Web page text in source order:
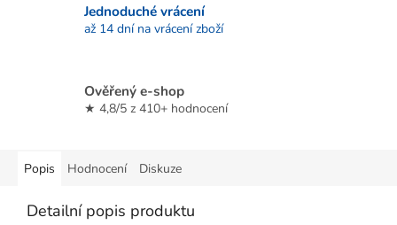
Jednoduché vrácení
až 14 dní na vrácení zboží
Ověřený e-shop
★ 4,8/5 z 410+ hodnocení
Popis Hodnocení Diskuze
Detailní popis produktu